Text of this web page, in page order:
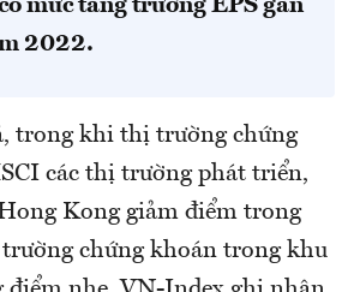
mức tăng trưởng EPS gần
2022.
trong khi thị trường chứng
các thị trường phát triển,
Kong giảm điểm trong
chứng khoán trong khu